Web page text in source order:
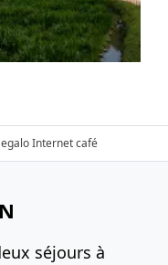
Internet café
séjours à